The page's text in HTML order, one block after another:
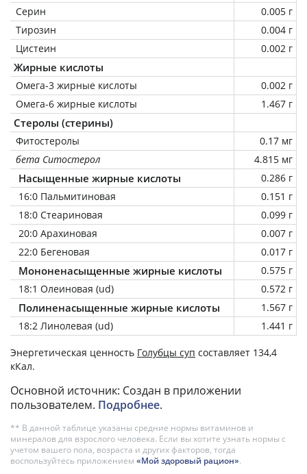
Серин
0.005 г
Тирозин
0.004 г
Цистеин
0.002 г
Жирные кислоты
Омега-3 жирные кислоты
0.002 г
Омега-6 жирные кислоты
1.467 г
Стеролы (стерины)
Фитостеролы
0.17 мг
бета Ситостерол
4.815 мг
Насыщенные жирные кислоты
0.286 г
16:0 Пальмитиновая
0.151 г
18:0 Стеариновая
0.099 г
20:0 Арахиновая
0.007 г
22:0 Бегеновая
0.017 г
Мононенасыщенные жирные кислоты
0.575 г
18:1 Олеиновая (ud)
0.572 г
Полиненасыщенные жирные кислоты
1.567 г
18:2 Линолевая (ud)
1.441 г
Энергетическая ценность Голубцы суп составляет 134,4
кКал.
Основной источник: Создан в приложении
пользователем. Подробнее.
** В данной таблице указаны средние нормы витаминов и
минералов для взрослого человека. Если вы хотите узнать нормы с
учетом вашего пола, возраста и других факторов, тогда
воспользуйтесь приложением «Мой здоровый рацион».